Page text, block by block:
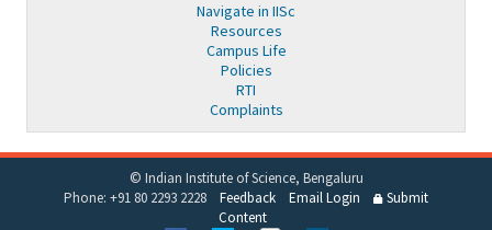
Navigate in IISc
Resources
Campus Life
Policies
RTI
Complaints
© Indian Institute of Science, Bengaluru
Phone: +91 80 2293 2228 Feedback Email Login
Submit
Content